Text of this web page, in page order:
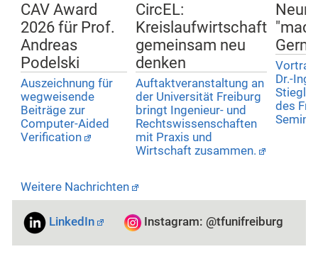
CAV Award
2026 für Prof.
Andreas
Podelski
Auszeichnung für
wegweisende
Beiträge zur
Computer-Aided
Verification
CircEL:
Kreislaufwirtschaft
gemeinsam neu
denken
Auftaktveranstaltung an
der Universität Freiburg
bringt Ingenieur- und
Rechtswissenschaften
mit Praxis und
Wirtschaft zusammen.
Dr.-Ing.
des
Weitere Nachrichten
LinkedIn Instagram: @tfunifreiburg